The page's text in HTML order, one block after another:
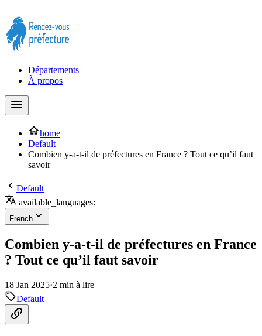
Départements
À propos
home
Default
Combien y-a-t-il de préfectures en France ? Tout ce qu’il faut
savoir
Default
available_languages:
French
Combien y-a-t-il de préfectures en France
? Tout ce qu’il faut savoir
18 Jan 2025·2 min à lire
Default